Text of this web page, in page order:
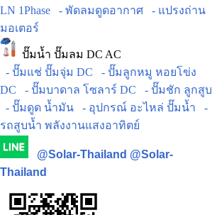
LN 1Phase
- พัดลมดูดอากาศ
- แปรงถ่าน
มอเตอร์
ปั๊มน้ำ ปั๊มลม DC AC
- ปั๊มแช่ ปั๊มจุ่ม DC
- ปั๊มลูกหมู หอยโข่ง
DC
- ปั๊มบาดาล โซลาร์ DC
- ปั๊มชัก ลูกสูบ
- ปั๊มดูด น้ำมัน
- อุปกรณ์ อะไหล่ ปั๊มน้ำ
-
รถสูบน้ำ พลังงานแสงอาทิตย์
@Solar-Thailand @Solar-
Thailand